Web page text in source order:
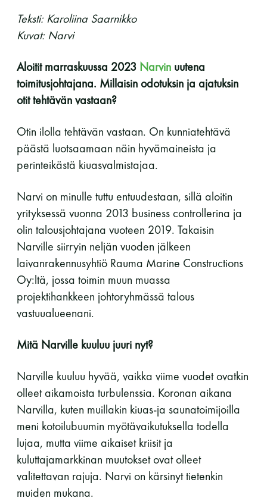
11 saunomiskerran kortti
Vuosikortti - M / N
695€ / 275€
Suomen Saunaseura ry
Vaskiniementie 10, 00200 Helsinki
Kahvio/kassa 050 372 4167
(saunojen aukioloaikana)
Y-tunnus: 0116872-9
YHTEYSTIEDOT
Saunaseuran tarkoitus
Suomen Saunaseura vaalii perinteisiä, kohteliaita
saunomistapoja, joiden perustana on toisten
saunarauhan kunnioittaminen. Seura vaalii
saunakulttuuria ja pyrkii kehittämään suomalaista
Teksti: Karoliina Saarnikko
Kuvat: Narvi
Aloitit marraskuussa 2023 Narvin uutena
toimitusjohtajana. Millaisin odotuksin ja ajatuksin
otit tehtävän vastaan?
Otin ilolla tehtävän vastaan. On kunniatehtävä
päästä luotsaamaan näin hyvämaineista ja
perinteikästä kiuasvalmistajaa.
Narvi on minulle tuttu entuudestaan, sillä aloitin
yrityksessä vuonna 2013 business controllerina ja
olin talousjohtajana vuoteen 2019. Takaisin
Narville siirryin neljän vuoden jälkeen
laivanrakennusyhtiö Rauma Marine Constructions
Oy:ltä, jossa toimin muun muassa
projektihankkeen johtoryhmässä talous
vastuualueenani.
Mitä Narville kuuluu juuri nyt?
Narville kuuluu hyvää, vaikka viime vuodet ovatkin
olleet aikamoista turbulenssia. Koronan aikana
Narvilla, kuten muillakin kiuas-ja saunatoimijoilla
meni kotoilubuumin myötävaikutuksella todella
lujaa, mutta viime aikaiset kriisit ja
kuluttajamarkkinan muutokset ovat olleet
valitettavan rajuja. Narvi on kärsinyt tietenkin
muiden mukana.